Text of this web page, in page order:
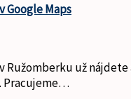
Google Maps
Ružomberku už nájdete
Pracujeme…